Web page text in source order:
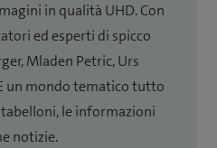
in qualità UHD. Con
ed esperti di spicco
Mladen Petric, Urs
un mondo tematico tutto
le informazioni
notizie.